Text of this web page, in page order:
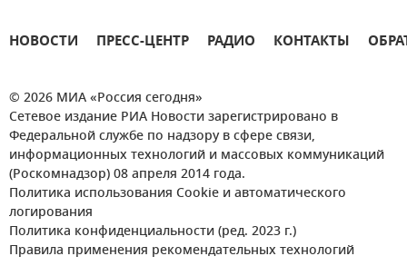
НОВОСТИ ПРЕСС-ЦЕНТР РАДИО КОНТАКТЫ
© 2026 МИА «Россия сегодня»
Сетевое издание РИА Новости зарегистрировано в
Федеральной службе по надзору в сфере связи,
информационных технологий и массовых коммуникаций
(Роскомнадзор) 08 апреля 2014 года.
Политика использования Cookie и автоматического
логирования
Политика конфиденциальности (ред. 2023 г.)
Правила применения рекомендательных технологий